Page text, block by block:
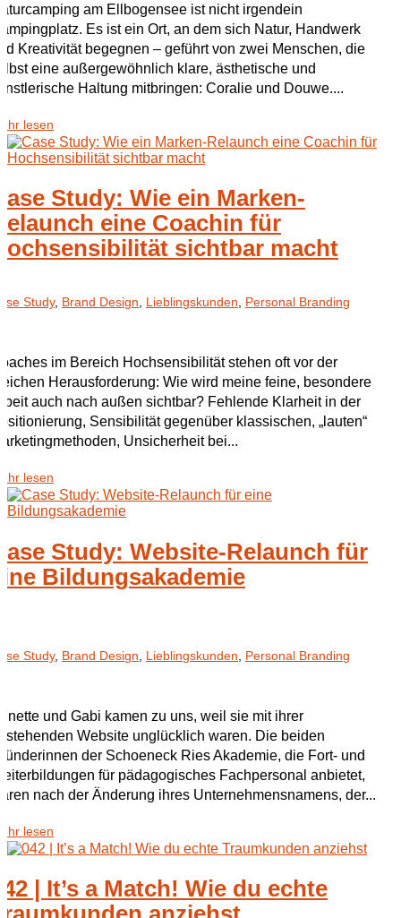
am Ellbogensee ist nicht irgendein
Es ist ein Ort, an dem sich Natur, Handwerk
Kreativität begegnen – geführt von zwei Menschen, die
eine außergewöhnlich klare, ästhetische und
Haltung mitbringen: Coralie und Douwe....
lesen
Study: Wie ein Marken-
eine Coachin für
sichtbar macht
Study, Brand Design, Lieblingskunden, Personal Branding
im Bereich Hochsensibilität stehen oft vor der
Herausforderung: Wie wird meine feine, besondere
auch nach außen sichtbar? Fehlende Klarheit in der
Sensibilität gegenüber klassischen, „lauten“
Unsicherheit bei...
lesen
Study: Website-Relaunch für
Bildungsakademie
Study, Brand Design Lieblingskunden Personal Branding
und Gabi kamen zu uns, weil sie mit ihrer
Website unglücklich waren. Die beiden
der Schoeneck Ries Akademie, die Fort- und
für pädagogisches Fachpersonal anbietet,
nach der Änderung ihres Unternehmensnamens, der...
lesen
| It’s a Match! Wie du echte